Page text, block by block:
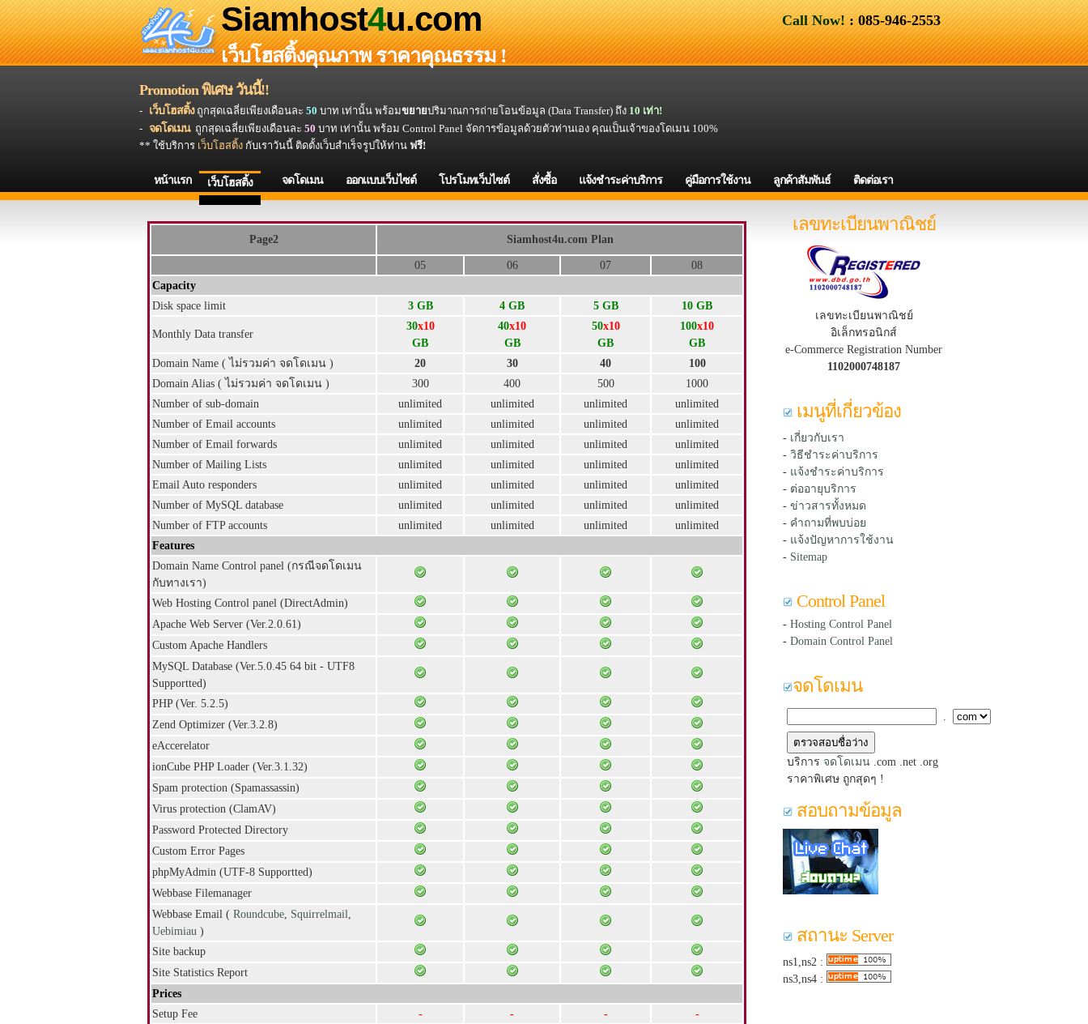
Call Now!: 085-946-2553
Siamhost4u.com
เว็บโฮสติ้งคุณภาพ ราคาคุณธรรม !
Promotion พิเศษ วันนี้!!
- เว็บโฮสติ้งถูกสุดเฉลี่ยเพียงเดือนละ 50 บาท เท่านั้น พร้อมขยายปริมาณการถ่ายโอนข้อมูล (Data Transfer) ถึง 10 เท่า!
- จดโดเมน ถูกสุดเฉลี่ยเพียงเดือนละ 50 บาท เท่านั้น พร้อม Control Panel จัดการข้อมูลด้วยตัวท่านเอง คุณเป็นเจ้าของโดเมน 100%
** ใช้บริการ เว็บโฮสติ้ง กับเราวันนี้ ติดตั้งเว็บสำเร็จรูปให้ท่าน ฟรี!
หน้าแรก เว็บโฮสติ้ง จดโดเมน ออกแบบเว็บไซต์ โปรโมทเว็บไซต์ สั่งซื้อ แจ้งชำระค่าบริการ คู่มือการใช้งาน ลูกค้าสัมพันธ์ ติดต่อเรา
เลขทะเบียนพาณิชย์
เลขทะเบียนพาณิชย์
อิเล็กทรอนิกส์
e-Commerce Registration Number
1102000748187
เมนูที่เกี่ยวข้อง
- เกี่ยวกับเรา
- วิธีชำระค่าบริการ
- แจ้งชำระค่าบริการ
- ต่ออายุบริการ
- ข่าวสารทั้งหมด
- คำถามที่พบบ่อย
- แจ้งปัญหาการใช้งาน
- Sitemap
Control Panel
- Hosting Control Panel
- Domain Control Panel
จดโดเมน
.
บริการ จดโดเมน .com .net .org
ราคาพิเศษ ถูกสุดๆ !
สอบถามข้อมูล
สถานะ Server
ns1,ns2 :
ns3,ns4 :
Page2 Siamhost4u.com Plan
05 06 07
08
Capacity
Disk space limit
3 GB 4 GB 5 GB 10 GB
Monthly Data transfer
30x10
GB
40x10
GB
50x10
GB
100x10
GB
Domain Name ( ไม่รวมค่า จดโดเมน )
20 30 40
100
Domain Alias ( ไม่รวมค่า จดโดเมน )
300 400 500
1000
Number of sub-domain
unlimited unlimited unlimited
unlimited
Number of Email accounts
unlimited unlimited unlimited
unlimited
Number of Email forwards
unlimited unlimited unlimited
unlimited
Number of Mailing Lists
unlimited unlimited unlimited
unlimited
Email Auto responders
unlimited unlimited unlimited
unlimited
Number of MySQL database
unlimited unlimited unlimited
unlimited
Number of FTP accounts
unlimited unlimited unlimited
unlimited
Features
Domain Name Control panel (กรณีจดโดเมน
กับทางเรา)
Web Hosting Control panel (DirectAdmin)
Apache Web Server (Ver.2.0.61)
Custom Apache Handlers
MySQL Database (Ver.5.0.45 64 bit - UTF8
Supportted)
PHP (Ver. 5.2.5)
Zend Optimizer (Ver.3.2.8)
eAccerelator
ionCube PHP Loader (Ver.3.1.32)
Spam protection (Spamassassin)
Virus protection (ClamAV)
Password Protected Directory
Custom Error Pages
phpMyAdmin (UTF-8 Supportted)
Webbase Filemanager
Webbase Email ( Roundcube, Squirrelmail,
Uebimiau )
Site backup
Site Statistics Report
Prices
Setup Fee
- - -
-